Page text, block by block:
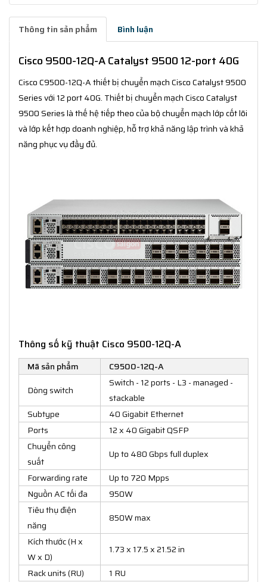
Thông tin sản phẩm Bình luận
Cisco 9500-12Q-A Catalyst 9500 12-port 40G
Cisco C9500-12Q-A thiết bị chuyển mạch Cisco Catalyst 9500
Series với 12 port 40G. Thiết bị chuyển mạch Cisco Catalyst
9500 Series là thế hệ tiếp theo của bộ chuyển mạch lớp cốt lõi
và lớp kết hợp doanh nghiệp, hỗ trợ khả năng lập trình và khả
năng phục vụ đầy đủ.
Thông số kỹ thuật Cisco 9500-12Q-A
Mã sản phẩm
C9500-12Q-A
Dòng switch
Switch - 12 ports - L3 - managed -
stackable
Subtype
40 Gigabit Ethernet
Ports
12 x 40 Gigabit QSFP
Chuyển công
suất
Up to 480 Gbps full duplex
Forwarding rate
Up to 720 Mpps
Nguồn AC tối đa
950W
Tiêu thụ điện
năng
850W max
Kích thước (H x
W x D)
1.73 x 17.5 x 21.52 in
Rack units (RU)
1 RU